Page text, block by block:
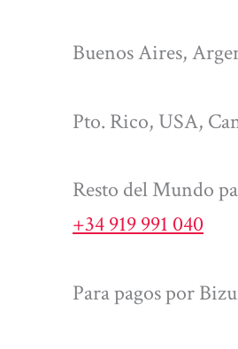
Buenos Aires,
Pto. Rico, USA,
Resto del Mundo
+34 919 991 040
Para pagos por